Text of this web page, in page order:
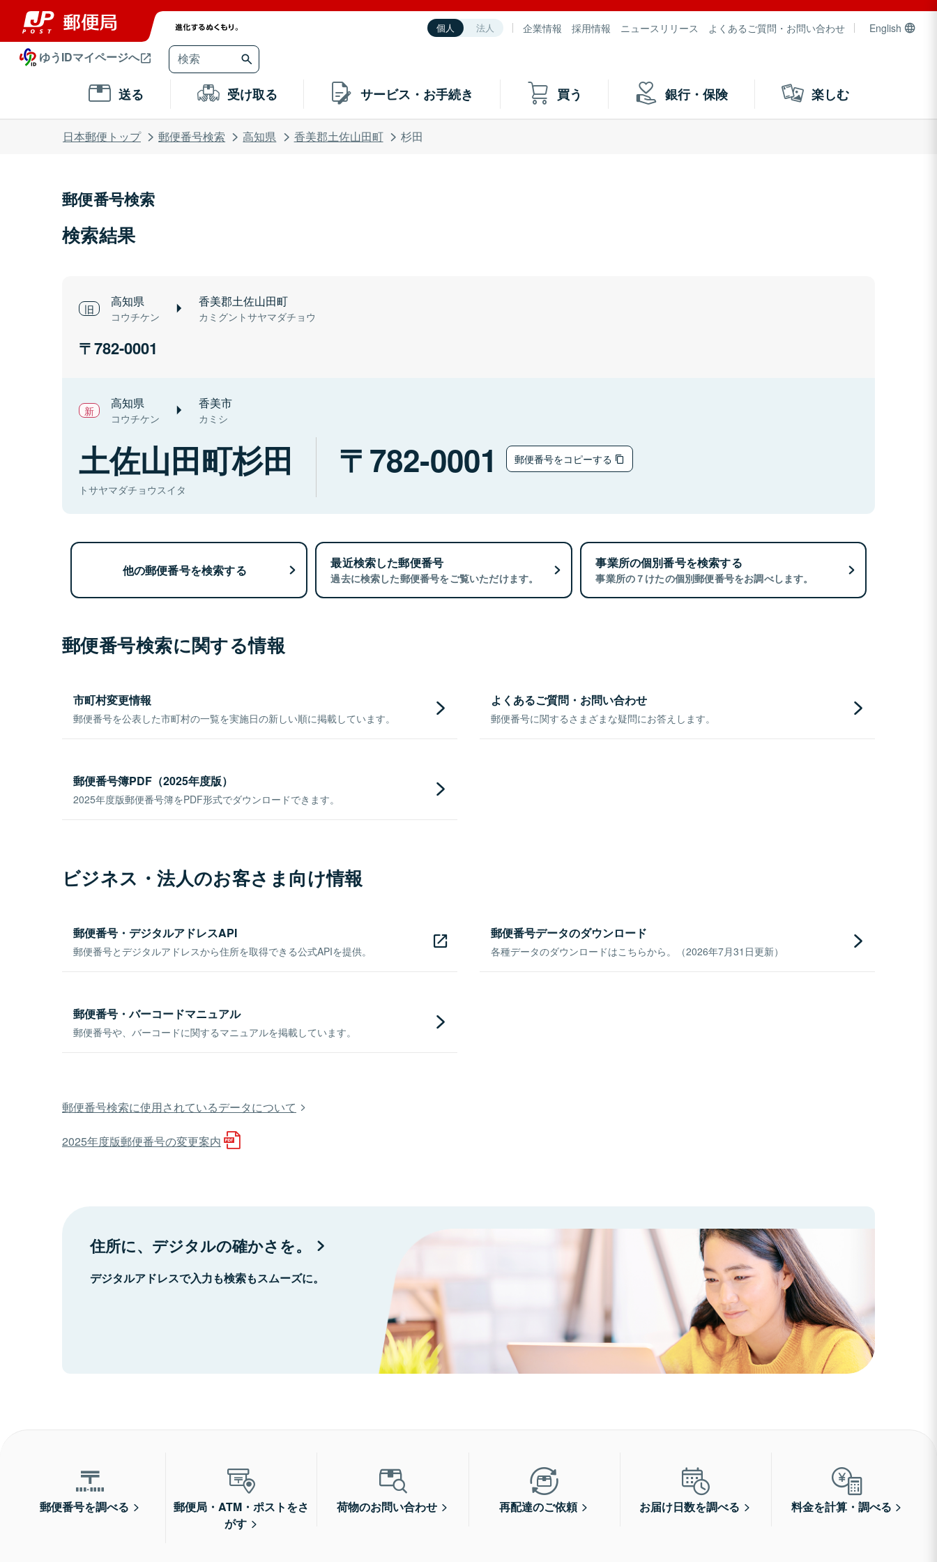
個人 法人 企業情報 採用情報 ニュースリリース よくあるご質問・お問い合わせ English
ゆうIDマイページへ
送る 受け取る サービス・お手続き 買う 銀行・保険 楽しむ
日本郵便トップ 郵便番号検索 高知県 香美郡土佐山田町 杉田
郵便番号検索
検索結果
高知県
コウチケン
香美郡土佐山田町
カミグントサヤマダチョウ
782-0001
高知県
コウチケン
香美市
カミシ
土佐山田町杉田
トサヤマダチョウスイタ
782-0001 郵便番号をコピーする
他の郵便番号を検索する 最近検索した郵便番号
過去に検索した郵便番号をご覧いただけます。
事業所の個別番号を検索する
事業所の７けたの個別郵便番号をお調べします。
郵便番号検索に関する情報
市町村変更情報
郵便番号を公表した市町村の一覧を実施日の新しい順に掲載しています。
よくあるご質問・お問い合わせ
郵便番号に関するさまざまな疑問にお答えします。
郵便番号簿PDF（2025年度版）
2025年度版郵便番号簿をPDF形式でダウンロードできます。
ビジネス・法人のお客さま向け情報
郵便番号・デジタルアドレスAPI
郵便番号とデジタルアドレスから住所を取得できる公式APIを提供。
郵便番号データのダウンロード
各種データのダウンロードはこちらから。（2026年7月31日更新）
郵便番号・バーコードマニュアル
郵便番号や、バーコードに関するマニュアルを掲載しています。
郵便番号検索に使用されているデータについて
2025年度版郵便番号の変更案内
住所に、デジタルの確かさを。
デジタルアドレスで入力も検索もスムーズに。
郵便番号を調べる
郵便局・ATM・ポストをさ
がす
荷物のお問い合わせ 再配達のご依頼 お届け日数を調べる 料金を計算・調べる